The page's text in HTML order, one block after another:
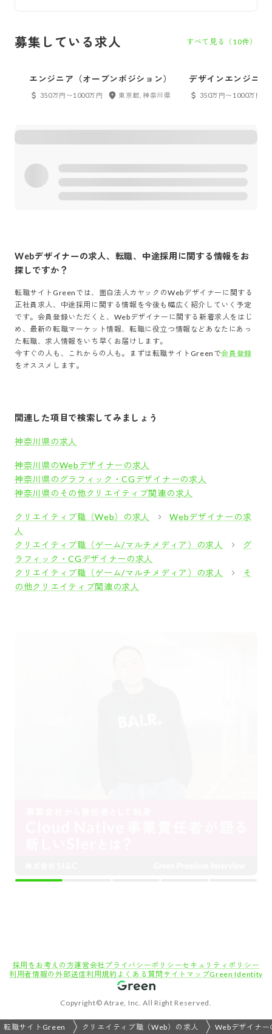
募集している求人 すべて見る（ 10件）
エンジニア（オープンポジション）
350万円〜1000万円 東京都, 神奈川県
デザインエンジニ
ドエンジニア、フ
350万円〜1000万円
Webデザイナーの求人、転職、中途採用に関する情報をお
探しですか？
転職サイトGreenでは、 面白法人カヤック のWebデザイナー に関する
正社員求人、中途採用に関する情報を今後も幅広く紹介していく予定
です。会員登録いただくと、 Webデザイナー に関する新着求人をはじ
め、最新の転職マーケット情報、転職に役立つ情報などあなたにあっ
た転職、求人情報をいち早くお届けします。
今すぐの人も、これからの人も。まずは転職サイトGreenで会員登録
をオススメします。
関連した項目で検索してみましょう
神奈川県の求人
神奈川県のWebデザイナーの求人
神奈川県のグラフィック・CGデザイナーの求人
神奈川県のその他クリエイティブ関連の求人
クリエイティブ職（Web）の求人
Webデザイナーの求
人
クリエイティブ職（ゲーム/マルチメディア）の求人
グ
ラフィック・CGデザイナーの求人
クリエイティブ職（ゲーム/マルチメディア）の求人
そ
の他クリエイティブ関連の求人
採用をお考えの方運営会社 プライバシーポリシーセキュリティポリシー
利用者情報の外部送信利用規約 よくある質問 サイトマップGreen Identity
Copyright© Atrae, Inc. All Right Reserved.
転職サイトGreen クリエイティブ職（Web）の求人 Webデザイナー